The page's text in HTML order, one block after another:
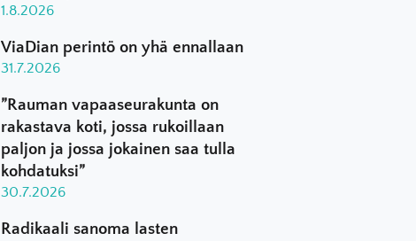
1.8.2026
ViaDian perintö on yhä ennallaan
31.7.2026
”Rauman vapaaseurakunta on
rakastava koti, jossa rukoillaan
paljon ja jossa jokainen saa tulla
kohdatuksi”
30.7.2026
Radikaali sanoma lasten